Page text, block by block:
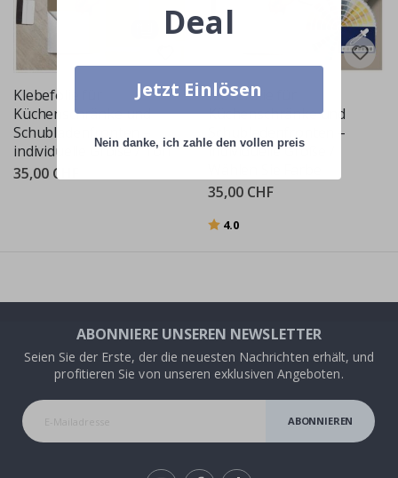
Klebefolie für
Küchenschränke und
Schubladenfronten –
individuelle Größe / Ton
35,00 CHF
Klebefolie für
Küchenschränke und
Schubladenfronten –
individuelle Größe /
35,00 CHF
Bewertung:
4.0
ABONNIERE UNSEREN NEWSLETTER
Seien Sie der Erste, der die neuesten Nachrichten erhält, und
profitieren Sie von unseren exklusiven Angeboten.
ABONNIEREN
Deal
Jetzt Einlösen
Nein danke, ich zahle den vollen preis